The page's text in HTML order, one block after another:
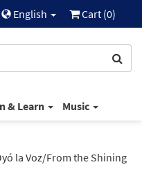
English Cart (0)
& Learn Music
la Voz/From the Shining